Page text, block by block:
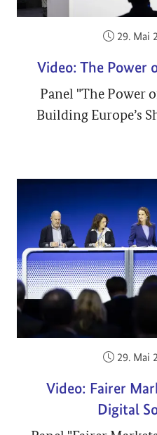
29. Mai
Video: The Power
Panel "The Power
Building Europe’s
29. Mai
Video: Fairer
Digital